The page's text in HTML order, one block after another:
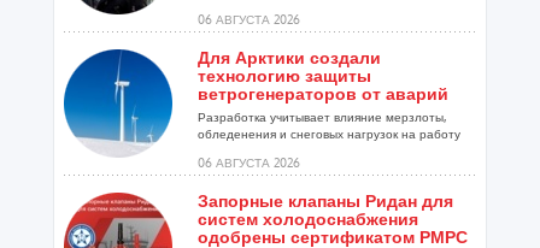
06 АВГУСТА 2026
Для Арктики создали
технологию защиты
ветрогенераторов от аварий
Разработка учитывает влияние мерзлоты,
обледенения и снеговых нагрузок на работу
06 АВГУСТА 2026
Запорные клапаны Ридан для
систем холодоснабжения
одобрены сертификатом РМРС